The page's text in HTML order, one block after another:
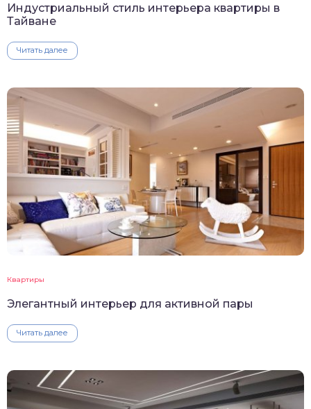
Индустриальный стиль интерьера квартиры в
Тайване
Читать далее
Квартиры
Элегантный интерьер для активной пары
Читать далее